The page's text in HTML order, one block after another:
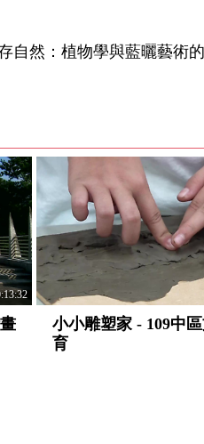
自然：植物學與藍曬藝術
小小雕塑家 - 109中
育